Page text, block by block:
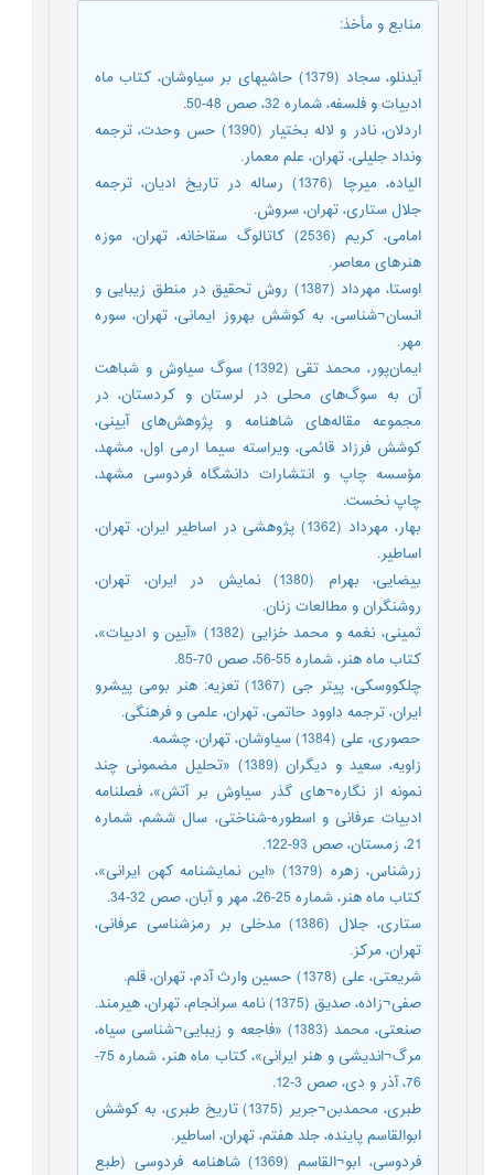
منابع و مأخذ:
آیدنلو، سجاد (1379) حاشیهای بر سیاوشان، کتاب ماه
ادبیات و فلسفه، شماره 32، صص 48-50.
اردلان، نادر و لاله بختیار (1390) حس وحدت، ترجمه
ونداد جلیلی، تهران، علم معمار.
الیاده، میرچا (1376) رساله در تاریخ ادیان، ترجمه
جلال ستاری، تهران، سروش.
امامی، کریم (2536) کاتالوگ سقاخانه، تهران، موزه
هنرهای معاصر.
اوستا، مهرداد (1387) روش تحقیق در منطق زیبایی و
انسان¬شناسی، به کوشش بهروز ایمانی، تهران، سوره
مهر.
ایمان‌پور، محمد تقی (1392) سوگ سیاوش و شباهت
آن به سوگ‌های محلی در لرستان و کردستان، در
مجموعه مقاله‌های شاهنامه و پژوهش‌های آیینی،
کوشش فرزاد قائمی، ویراسته سیما ارمی اول، مشهد،
مؤسسه چاپ و انتشارات دانشگاه فردوسی مشهد،
چاپ نخست.
بهار، مهرداد (1362) پژوهشی در اساطیر ایران، تهران،
اساطیر.
بیضایی، بهرام (1380) نمایش در ایران، تهران،
روشنگران و مطالعات زنان.
ثمینی، نغمه و محمد خزایی (1382) «آیین و ادبیات»،
کتاب ماه هنر، شماره 55-56، صص 70-85.
چلکووسکی، پیتر جی (1367) تعزیه: هنر بومی پیشرو
ایران، ترجمه داوود حاتمی، تهران، علمی و فرهنگی.
حصوری، علی (1384) سیاوشان، تهران، چشمه.
زاویه، سعید و دیگران (1389) «تحلیل مضمونی چند
نمونه از نگاره¬های گذر سیاوش بر آتش»، فصلنامه
ادبیات عرفانی و اسطوره-شناختی، سال ششم، شماره
21، زمستان، صص 93-122.
زرشناس، زهره (1379) «این نمایشنامه کهن ایرانی»،
کتاب ماه هنر، شماره 25-26، مهر و آبان، صص 32-34.
ستاری، جلال (1386) مدخلی بر رمزشناسی عرفانی،
تهران، مرکز.
شریعتی، علی (1378) حسین وارث آدم، تهران، قلم.
صفی¬زاده، صدیق (1375) نامه سرانجام، تهران، هیرمند.
صنعتی، محمد (1383) «فاجعه و زیبایی¬شناسی سیاه،
مرگ¬اندیشی و هنر ایرانی»، کتاب ماه هنر، شماره 75-
76، آذر و دی، صص 3-12.
طبری، محمدبن¬جریر (1375) تاریخ طبری، به کوشش
ابوالقاسم پاینده، جلد هفتم، تهران، اساطیر.
فردوسی، ابو¬القاسم (1369) شاهنامه فردوسی (طبع